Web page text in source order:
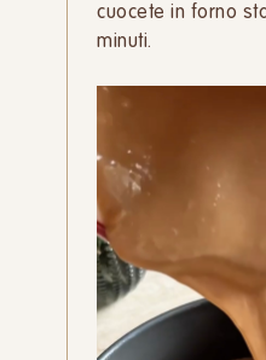
cuocete in forno
minuti.